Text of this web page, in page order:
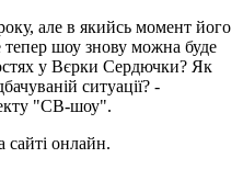
але в якийсь момент його
шоу знову можна буде
у Вєрки Сердючки? Як
ситуації? -
"СВ-шоу".
сайті онлайн.